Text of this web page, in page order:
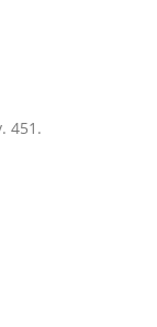
451.